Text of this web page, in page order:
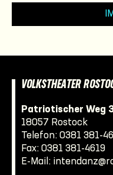
VOLKSTHEATER
Patriotischer Weg
18057 Rostock
Telefon: 0381 381-
Fax: 0381 381-4619
E-Mail: